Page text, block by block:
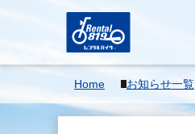
Home お知らせ一覧